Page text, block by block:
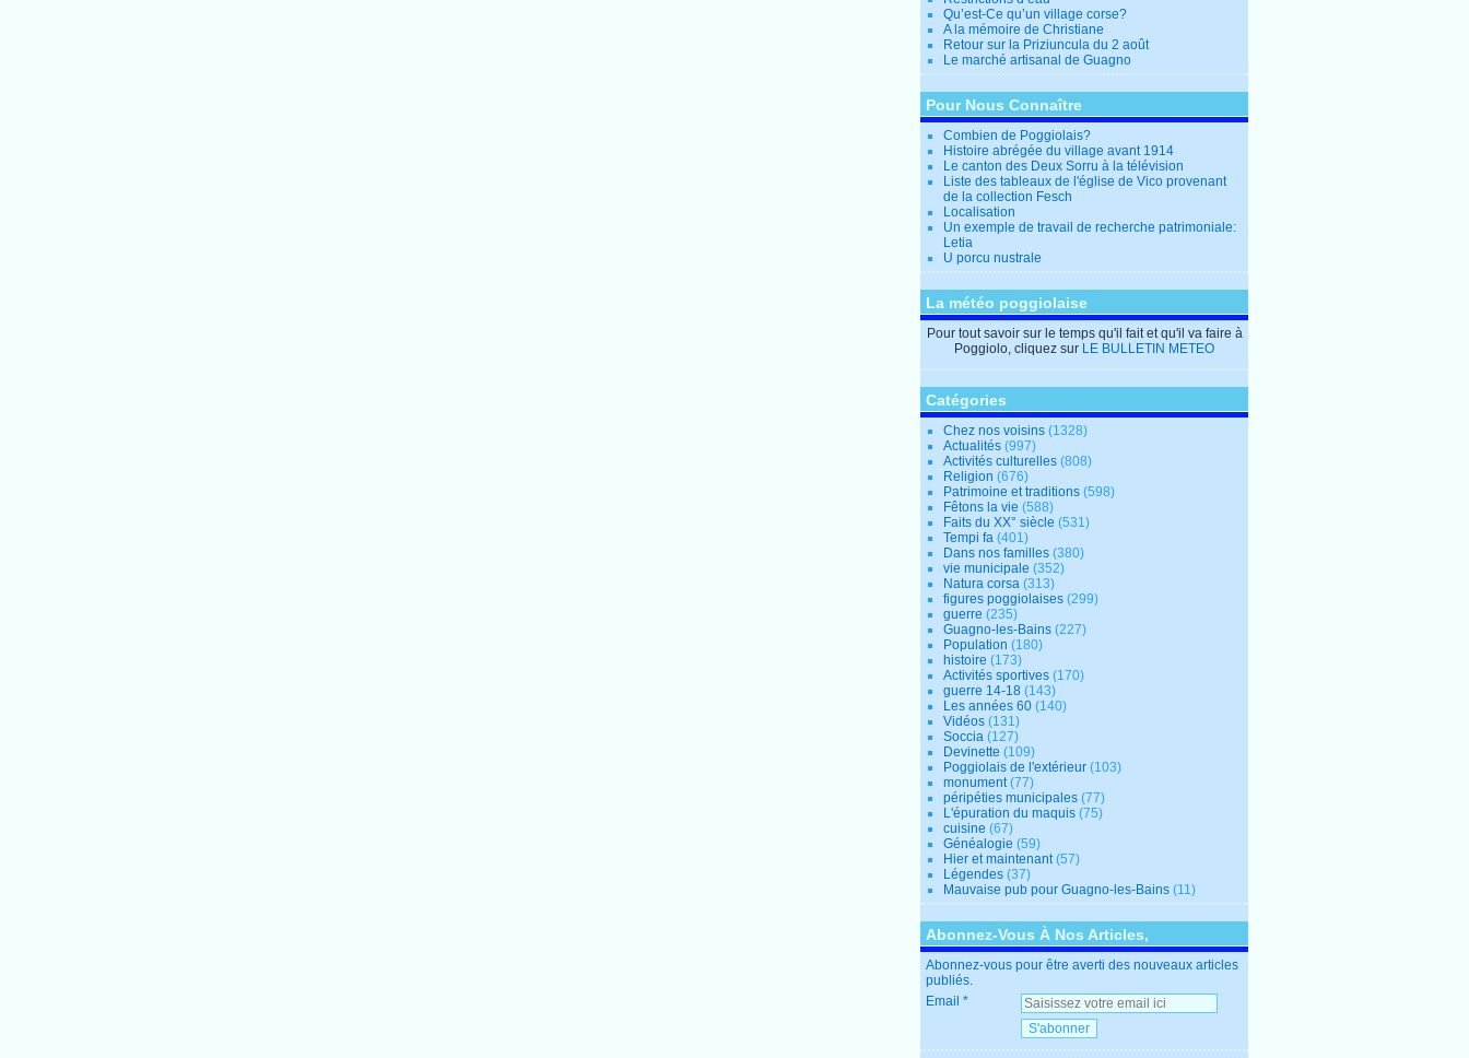
Qu’est-Ce qu’un village corse?
A la mémoire de Christiane
Retour sur la Priziuncula du 2 août
Le marché artisanal de Guagno
Pour Nous Connaître
Combien de Poggiolais?
Histoire abrégée du village avant 1914
Le canton des Deux Sorru à la télévision
Liste des tableaux de l'église de Vico provenant
de la collection Fesch
Localisation
Un exemple de travail de recherche patrimoniale:
Letia
U porcu nustrale
La météo poggiolaise
Pour tout savoir sur le temps qu'il fait et qu'il va faire à
Poggiolo, cliquez sur LE BULLETIN METEO
Catégories
Chez nos voisins (1328)
Actualités (997)
Activités culturelles (808)
Religion (676)
Patrimoine et traditions (598)
Fêtons la vie (588)
Faits du XX° siècle (531)
Tempi fa (401)
Dans nos familles (380)
vie municipale (352)
Natura corsa (313)
figures poggiolaises (299)
guerre (235)
Guagno-les-Bains (227)
Population (180)
histoire (173)
Activités sportives (170)
guerre 14-18 (143)
Les années 60 (140)
Vidéos (131)
Soccia (127)
Devinette (109)
Poggiolais de l'extérieur (103)
monument(77)
péripéties municipales (77)
L'épuration du maquis (75)
cuisine (67)
Généalogie (59)
Hier et maintenant(57)
Légendes (37)
Mauvaise pub pour Guagno-les-Bains (11)
Abonnez-Vous À Nos Articles,
Abonnez-vous pour être averti des nouveaux articles
publiés.
Email